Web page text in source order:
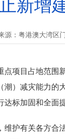
新增
源：粤港澳大湾区
项目占地范围
）减灾能力的
标加固和全面提
护有关各方